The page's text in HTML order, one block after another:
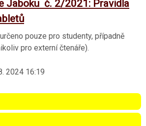
Jaboku č. 2/2021: Pravidla
pouze pro studenty, případně
pro externí čtenáře).
2024 16:19